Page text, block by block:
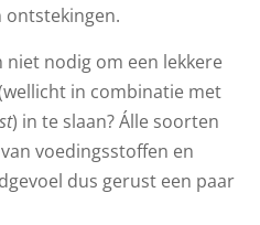
ontstekingen.
nodig om een lekkere
in combinatie met
) in te slaan? Álle soorten
voedingsstoffen en
dus gerust een paar